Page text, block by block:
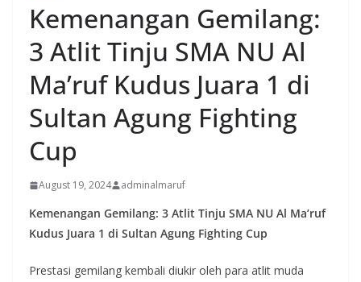
Kemenangan Gemilang:
3 Atlit Tinju SMA NU Al
Ma’ruf Kudus Juara 1 di
Sultan Agung Fighting
Cup
August 19, 2024 adminalmaruf
Kemenangan Gemilang: 3 Atlit Tinju SMA NU Al Ma’ruf
Kudus Juara 1 di Sultan Agung Fighting Cup
Prestasi gemilang kembali diukir oleh para atlit muda